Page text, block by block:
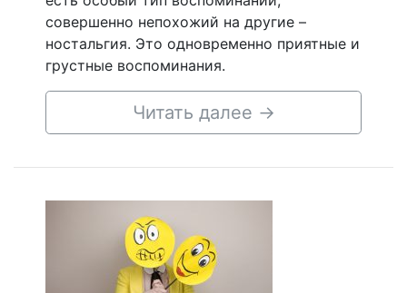
совершенно непохожий на другие –
ностальгия. Это одновременно приятные и
грустные воспоминания.
Читать далее →